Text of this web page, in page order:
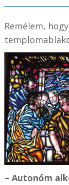
Remélem,
– Autonóm